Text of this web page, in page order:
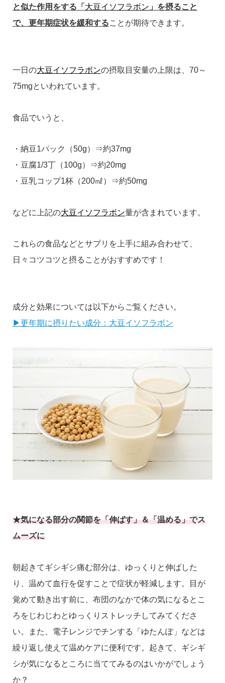
と似た作用をする「 大豆イソフラボン 」を摂ること
で、更年期症状を緩和することが期待できます。
一日の大豆イソフラボンの摂取目安量の上限は、70～
75mgといわれています。
食品でいうと、
・納豆1パック（50g）⇒約37mg
・豆腐1/3丁（100g）⇒約20mg
・豆乳コップ1杯（200㎖）⇒約50mg
などに上記の大豆イソフラボン量が含まれています。
これらの食品などとサプリを上手に組み合わせて、
日々コツコツと摂ることがおすすめです！
成分と効果については以下からご覧ください。
▶更年期に摂りたい成分：大豆イソフラボン
★気になる部分の関節を「伸ばす」＆「温める」でス
ムーズに
朝起きてギシギシ痛む部分は、ゆっくりと伸ばした
り、温めて血行を促すことで症状が軽減します。目が
覚めて動き出す前に、布団のなかで体の気になるとこ
ろをじわじわとゆっくりストレッチしてみてくださ
い。また、電子レンジでチンする「ゆたんぽ」などは
繰り返し使えて温めケアに便利です。起きて、ギシギ
シが気になるところに当ててみるのはいかがでしょう
か？